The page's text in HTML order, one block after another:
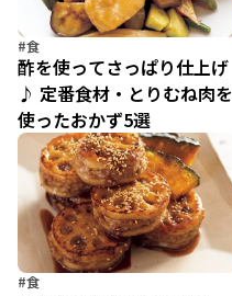
#食
酢を使ってさっぱり仕上げ
♪ 定番食材・とりむね肉を
使ったおかず5選
#食